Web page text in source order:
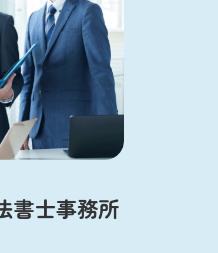
書士事務所